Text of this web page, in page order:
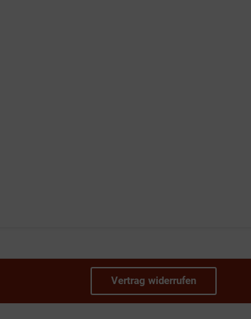
Vertrag widerrufen